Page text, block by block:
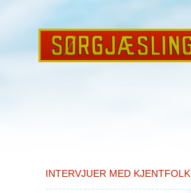
INTERVJUER MED KJENTFOLK